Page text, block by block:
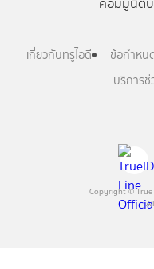
Copyright © True
คอมมูนิตี้
เกี่ยวกับทรูไอดี ข้อกำหน
บริการช่